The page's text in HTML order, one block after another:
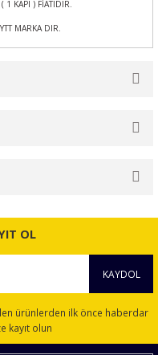
1 KAPI ) FİATIDIR.
MARKA DIR.
ve diğer
öneri formunu
OL
KAYDOL
ürünlerden ilk önce haberdar
kayıt olun